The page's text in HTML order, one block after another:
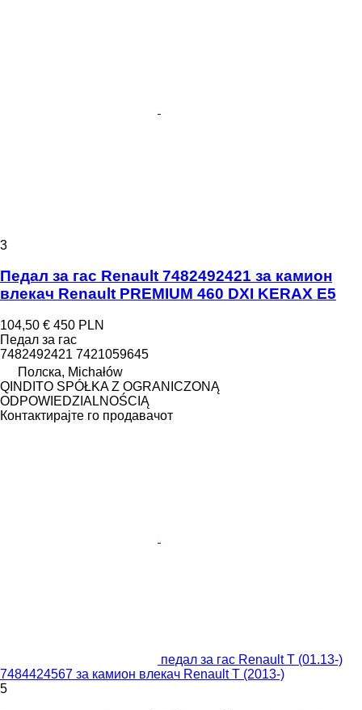
3
Педал за гас Renault 7482492421 за камион
влекач Renault PREMIUM 460 DXI KERAX E5
104,50 € 450 PLN
Педал за гас
7482492421 7421059645
Полска, Michałów
QINDITO SPÓŁKA Z OGRANICZONĄ
ODPOWIEDZIALNOŚCIĄ
Контактирајте го продавачот
педал за гас Renault T (01.13-)
7484424567 за камион влекач Renault T (2013-)
5